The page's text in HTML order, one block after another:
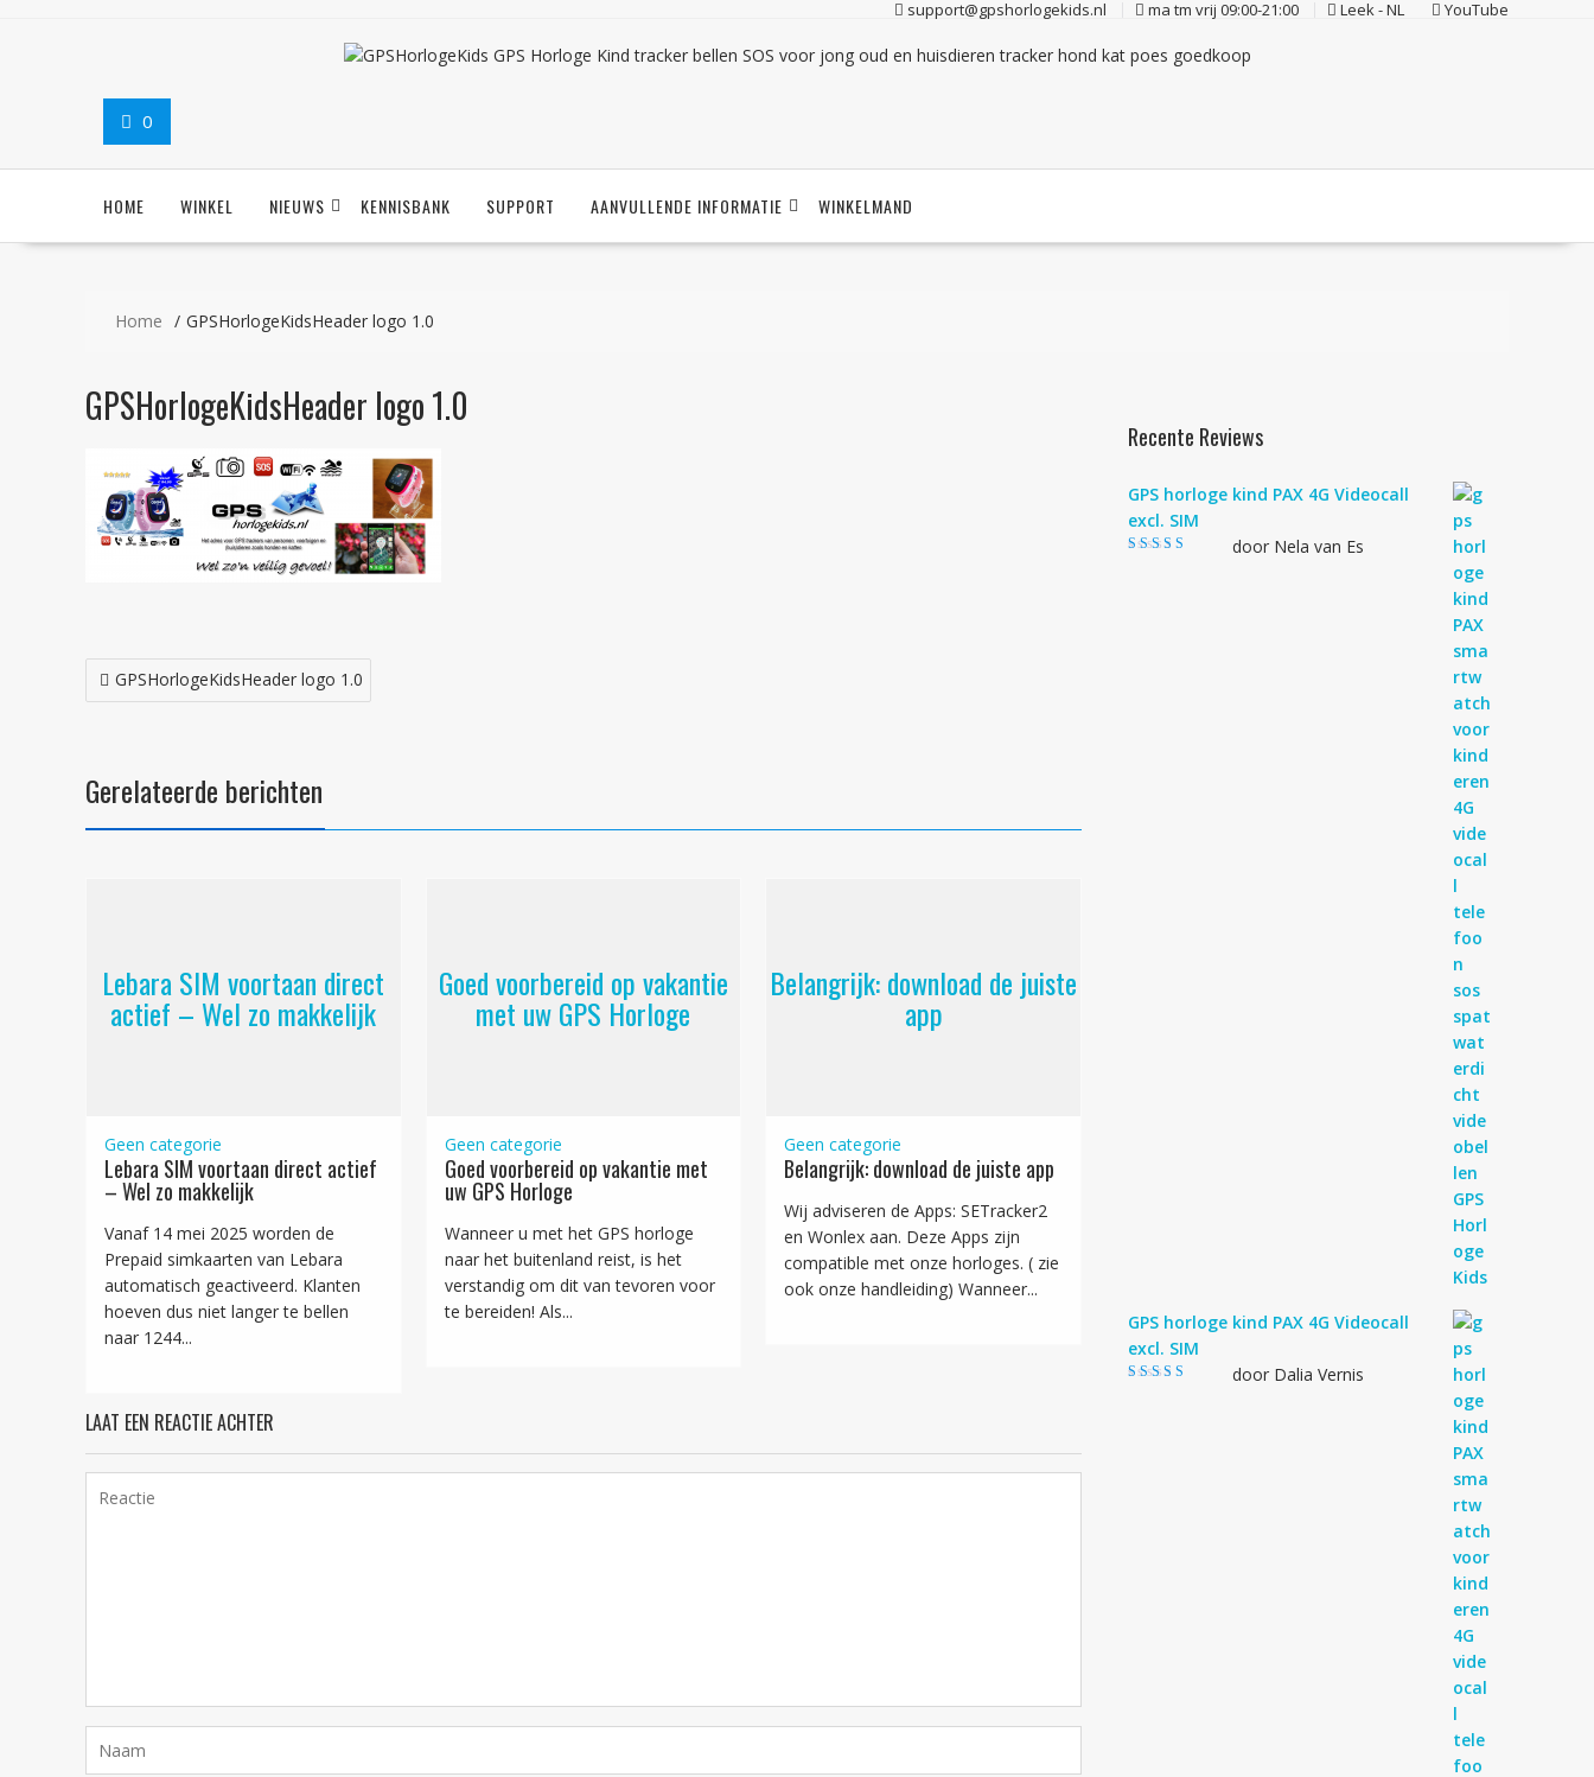
support@gpshorlogekids.nl ma tm vrij 09:00-21:00 Leek - NL YouTube
0
HOME WINKEL NIEUWS KENNISBANK SUPPORT AANVULLENDE INFORMATIE WINKELMAND
Home GPSHorlogeKidsHeader logo 1.0
GPSHorlogeKidsHeader logo 1.0
Bericht
navigatie
GPSHorlogeKidsHeader logo 1.0
Gerelateerde berichten
Lebara SIM voortaan direct
actief – Wel zo makkelijk
Geen categorie
Lebara SIM voortaan direct actief
– Wel zo makkelijk
Vanaf 14 mei 2025 worden de
Prepaid simkaarten van Lebara
automatisch geactiveerd. Klanten
hoeven dus niet langer te bellen
naar 1244...
Goed voorbereid op vakantie
met uw GPS Horloge
Geen categorie
Goed voorbereid op vakantie met
uw GPS Horloge
Wanneer u met het GPS horloge
naar het buitenland reist, is het
verstandig om dit van tevoren voor
te bereiden! Als...
Belangrijk: download de juiste
app
Geen categorie
Belangrijk: download de juiste app
Wij adviseren de Apps: SETracker2
en Wonlex aan. Deze Apps zijn
compatible met onze horloges. ( zie
ook onze handleiding) Wanneer...
LAAT EEN REACTIE ACHTER
Recente Reviews
GPS horloge kind PAX 4G Videocall
excl. SIM
door Nela van Es
GPS horloge kind PAX 4G Videocall
excl. SIM
door Dalia Vernis